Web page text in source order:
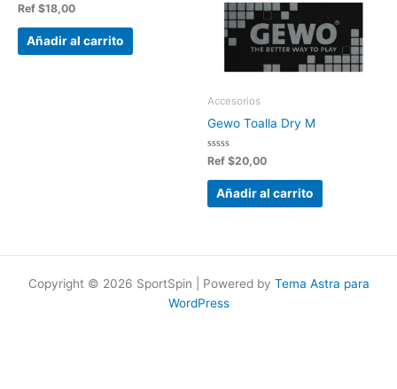
Valorado
en
0
Ref $18,00
Añadir al carrito
Accesorios
Gewo Toalla Dry M
Valorado
en
0
Ref $20,00
Añadir al carrito
Copyright © 2026 SportSpin | Powered by Tema Astra para
WordPress